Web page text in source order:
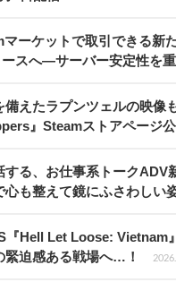
ーケットで取引できる新
スへ―サーバー安定性を
えたラプンツェルの映像
』Steamストアページ
る、お仕事系トーク
も整えて鏡にふさわしい
『Hell Let Loose: Vietnam
緊迫感ある戦場へ…！